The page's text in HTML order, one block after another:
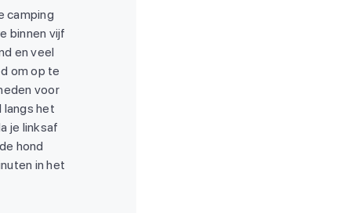
camping
binnen vijf
en veel
om op te
voor
langs het
je linksaf
hond
in het